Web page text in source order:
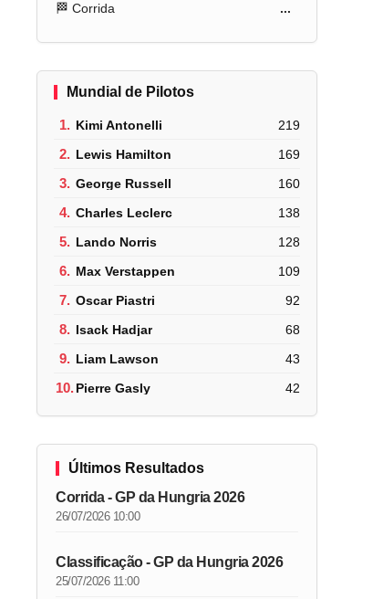
🏁 Corrida ...
Mundial de Pilotos
1. Kimi Antonelli 219
2. Lewis Hamilton 169
3. George Russell 160
4. Charles Leclerc 138
5. Lando Norris 128
6. Max Verstappen 109
7. Oscar Piastri 92
8. Isack Hadjar 68
9. Liam Lawson 43
10.Pierre Gasly 42
Últimos Resultados
Corrida - GP da Hungria 2026
26/07/2026 10:00
Classificação - GP da Hungria 2026
25/07/2026 11:00